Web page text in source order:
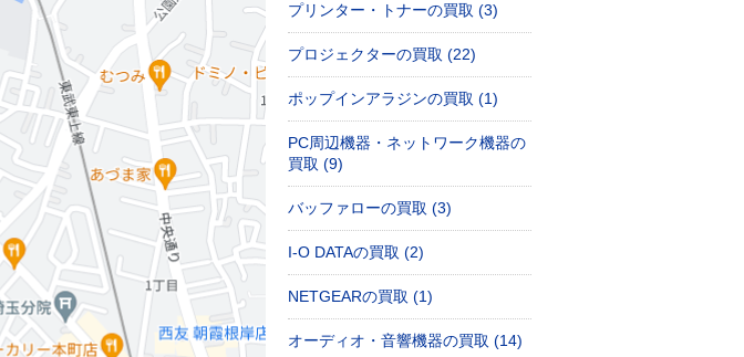
プリンター・トナーの買取 (3)
プロジェクターの買取 (22)
ポップインアラジンの買取 (1)
PC周辺機器・ネットワーク機器の
買取 (9)
バッファローの買取 (3)
I-O DATAの買取 (2)
NETGEARの買取 (1)
オーディオ・音響機器の買取 (14)